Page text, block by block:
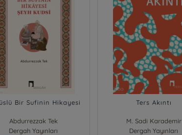
Bir Sufinin Hikayesi
Abdurrezzak Tek
Dergah Yayınları
Ters Akıntı
M. Sadi Karademir
Dergah Yayınları